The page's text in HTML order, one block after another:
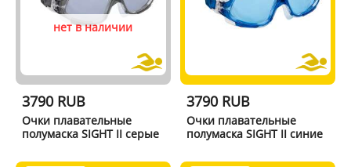
нет в наличии
3790 RUB
Очки плавательные
полумаска SIGHT II серые
3790 RUB
Очки плавательные
полумаска SIGHT II синие